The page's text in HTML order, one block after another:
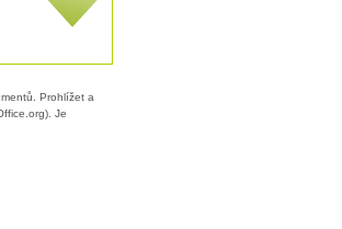
Prohlížet a
Je